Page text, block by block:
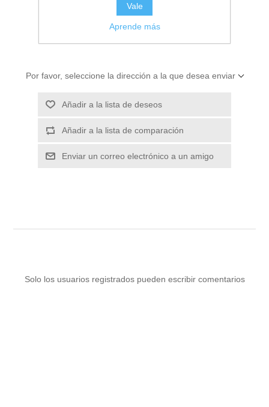
Por favor, seleccione la dirección a la que desea enviar
Añadir a la lista de deseos
Añadir a la lista de comparación
Enviar un correo electrónico a un amigo
Solo los usuarios registrados pueden escribir comentarios
Vale
Aprende más